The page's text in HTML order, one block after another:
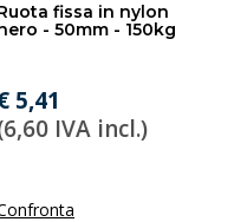
fissa in nylon
- 50mm - 150kg
5,41
IVA incl.)